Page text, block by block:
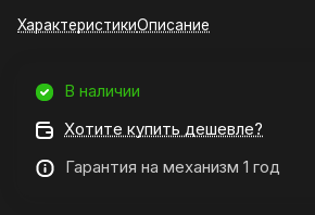
ХарактеристикиОписание
В наличии
Хотите купить дешевле?
Гарантия на механизм 1 год